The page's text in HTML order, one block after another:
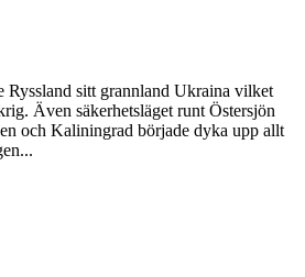
Ryssland sitt grannland Ukraina vilket
Även säkerhetsläget runt Östersjön
och Kaliningrad började dyka upp allt